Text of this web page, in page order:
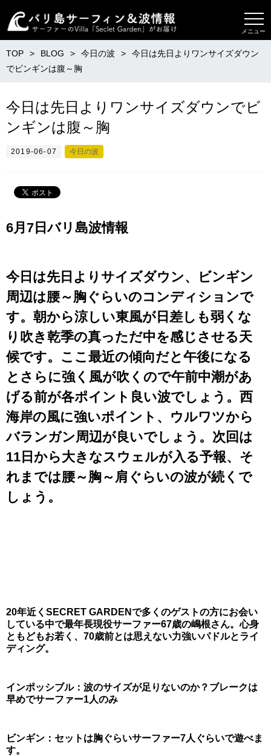
メニュー
TOP BLOG 今日の波
今日は先日よりワンサイズダウン
でビンギンは腹～胸
今日は先日よりワンサイズダウンでビ
ンギンは腹～胸
2019-06-07 今日の波
6月7日バリ島波情報
今日は先日よりサイズダウン、ビンギン
周辺は腰～胸ぐらいのコンディションで
す。朝から涼しい東風が日差しも弱くな
り吹き乾季の真っただ中を感じさせる天
候です。ここ最近の傾向だと午後になる
とさらに強く風が吹くので午前中潮があ
げる前が各ポイント良い波でしょう。西
海岸の風に強いポイント、ウルワツから
バランガン周辺が良いでしょう。次回は
11日から大きなスウェルが入る予報、そ
れまでは腰～胸～肩ぐらいの波が続くで
しょう。
20年近くSECRET GARDENで多くのゲストの方にお会い
している中で最年長現役サーファー67歳の嶋根さん。心身
ともどもお若く、70歳前とは思えない力強いパドルとライ
ディング。
インポッシブル：波のサイズが足りないのか？ブレークは
早めでサーファー1人のみ
ビンギン：セットは胸ぐらいサーファー7人ぐらいで遊べま
す。